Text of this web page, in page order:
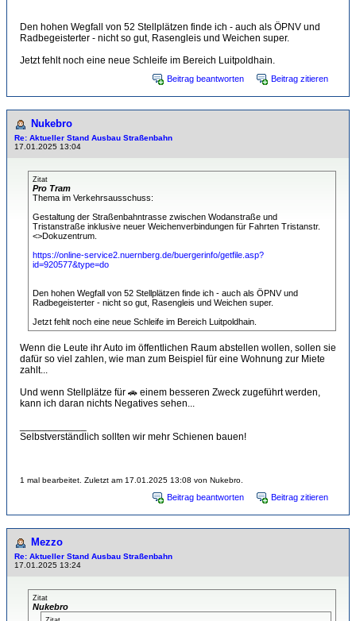
Den hohen Wegfall von 52 Stellplätzen finde ich - auch als ÖPNV und
Radbegeisterter - nicht so gut, Rasengleis und Weichen super.
Jetzt fehlt noch eine neue Schleife im Bereich Luitpoldhain.
Beitrag beantworten Beitrag zitieren
Nukebro
Re: Aktueller Stand Ausbau Straßenbahn
17.01.2025 13:04
Zitat
Pro Tram
Thema im Verkehrsausschuss:
Gestaltung der Straßenbahntrasse zwischen Wodanstraße und
Tristanstraße inklusive neuer Weichenverbindungen für Fahrten Tristanstr.
<>Dokuzentrum.
https://online-service2.nuernberg.de/buergerinfo/getfile.asp?
id=920577&type=do
Den hohen Wegfall von 52 Stellplätzen finde ich - auch als ÖPNV und
Radbegeisterter - nicht so gut, Rasengleis und Weichen super.
Jetzt fehlt noch eine neue Schleife im Bereich Luitpoldhain.
Wenn die Leute ihr Auto im öffentlichen Raum abstellen wollen, sollen sie
dafür so viel zahlen, wie man zum Beispiel für eine Wohnung zur Miete
zahlt...
Und wenn Stellplätze für 🚗 einem besseren Zweck zugeführt werden,
kann ich daran nichts Negatives sehen...
Selbstverständlich sollten wir mehr Schienen bauen!
1 mal bearbeitet. Zuletzt am 17.01.2025 13:08 von Nukebro.
Beitrag beantworten Beitrag zitieren
Mezzo
Re: Aktueller Stand Ausbau Straßenbahn
17.01.2025 13:24
Zitat
Nukebro